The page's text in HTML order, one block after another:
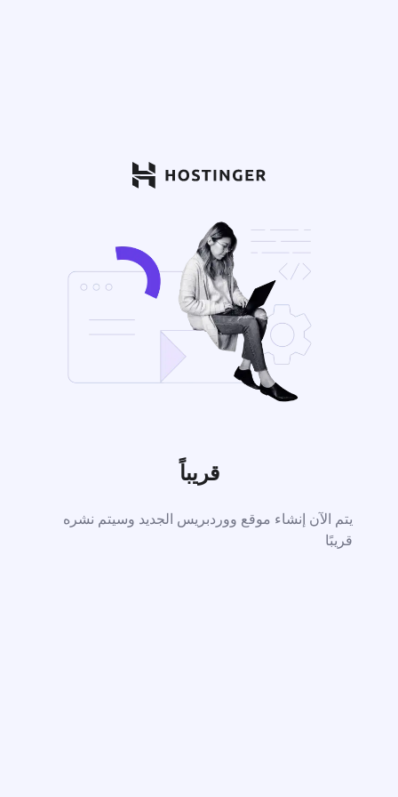
قريباً
يتم الآن إنشاء موقع ووردبريس الجديد وسيتم نشره
قريبًا